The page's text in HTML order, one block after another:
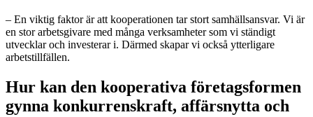
– En viktig faktor är att kooperationen tar stort samhällsansvar. Vi är
en stor arbetsgivare med många verksamheter som vi ständigt
utvecklar och investerar i. Därmed skapar vi också ytterligare
arbetstillfällen.
Hur kan den kooperativa företagsformen
gynna konkurrenskraft, affärsnytta och